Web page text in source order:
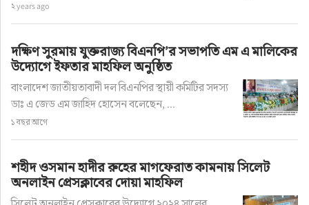
কর্মরত রয়েছেন। হামলার প্রতিবাদে শ্রমিকরা ঐক্যবদ্ধ হয়ে
শান্তিপ্রিয় শ্রমিকদের অশান্ত না করার আহ্বান জানিয়ে
অনতিবিলম্বে হামলাকারীদের গ্রেফতার করে দৃষ্টান্তমূলক
শাস্তির জোর দাবি জানান। অন্যথায় শ্রমিকরা কঠোর
কর্মসূচী দিতে বাধ্য হবে। বিজ্ঞপ্তি
২ years ago
দক্ষিণ সুরমায় যুক্তরাজ্য বিএনপি’র সভাপতি এম এ মালিকের
উদ্যোগে ইফতার মাহফিল অনুষ্ঠিত
বাংলাদেশ জাতীয়তাবাদী দল বিএনপির স্থায়ী কমিটির সদস্য
ডাঃ এ জেড এম জাহিদ হোসেন বলেছেন, ...
১ বছর আগে
শহীদ ওসমান হাদীর রুহের মাগফেরাত কামনায় সিলেট
অনলাইন প্রেসক্লাবের দোয়া মাহফিল